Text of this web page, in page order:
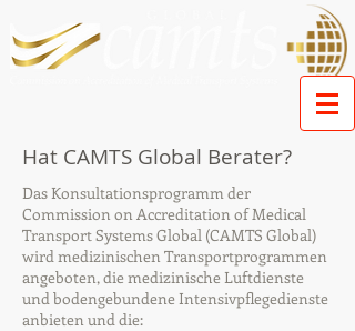
Hat CAMTS Global Berater?
Das Konsultationsprogramm der
Commission on Accreditation of Medical
Transport Systems Global (CAMTS Global)
wird medizinischen Transportprogrammen
angeboten, die medizinische Luftdienste
und bodengebundene Intensivpflegedienste
anbieten und die: